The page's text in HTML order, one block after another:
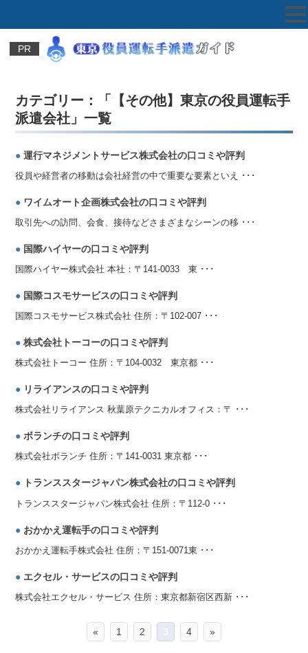
PR
カテゴリー：「【その他】東京の役員運転手
派遣会社」一覧
● 運行マネジメントサービス株式会社の口コミや評判
役員や経営者の移動は会社経営の中で重要な要素といえ ･･･
● ワイムオート企画株式会社の口コミや評判
取引先への訪問、会食、接待などさまざまなシーンの移 ･･･
● 国際ハイヤーの口コミや評判
国際ハイヤー株式会社 本社：〒141-0033 東 ･･･
● 国際コスモサービスの口コミや評判
国際コスモサービス株式会社 住所：〒102-007 ･･･
● 株式会社トーコーの口コミや評判
株式会社トーコー 住所：〒104-0032 東京都 ･･･
● リライアンスの口コミや評判
株式会社リライアンス 秋葉原テクニカルオフィス：〒 ･･･
● ボランチの口コミや評判
株式会社ボランチ 住所：〒141-0031 東京都 ･･･
● トランススタージャパン株式会社の口コミや評判
トランススタージャパン株式会社 住所：〒112-0 ･･･
● おかかえ運転手の口コミや評判
おかかえ運転手株式会社 住所：〒151-0071東 ･･･
● エクセル・サービスの口コミや評判
株式会社エクセル・サービス 住所：東京都新宿区西新 ･･･
« 1 2 4 »